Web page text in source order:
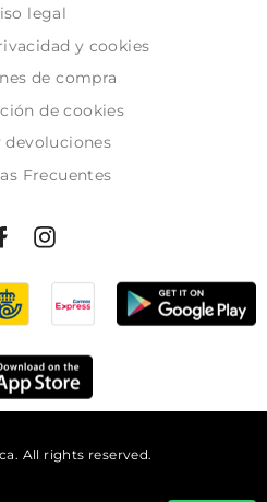
legal
y cookies
de compra
de cookies
devoluciones
Frecuentes
All rights reserved.